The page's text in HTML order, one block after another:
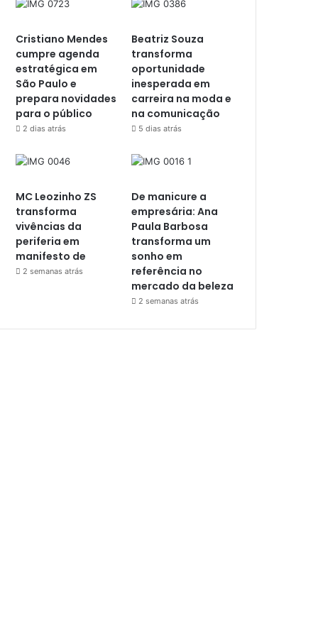
Cristiano Mendes
cumpre agenda
estratégica em
São Paulo e
prepara novidades
para o público
2 dias atrás
Beatriz Souza
transforma
oportunidade
inesperada em
carreira na moda e
na comunicação
5 dias atrás
MC Leozinho ZS
transforma
vivências da
periferia em
manifesto de
2 semanas atrás
De manicure a
empresária: Ana
Paula Barbosa
transforma um
sonho em
referência no
mercado da beleza
2 semanas atrás